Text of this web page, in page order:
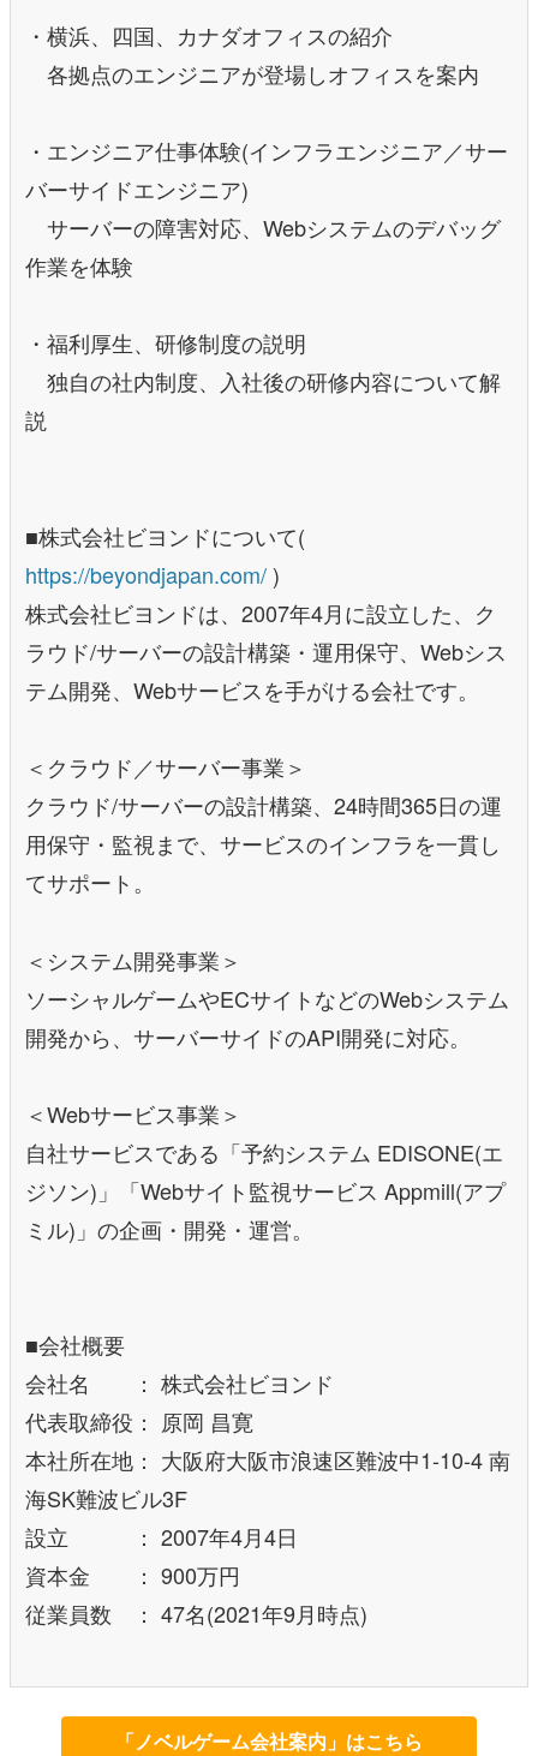
・横浜、四国、カナダオフィスの紹介
各拠点のエンジニアが登場しオフィスを案内
・エンジニア仕事体験(インフラエンジニア／サー
バーサイドエンジニア)
サーバーの障害対応、Webシステムのデバッグ
作業を体験
・福利厚生、研修制度の説明
独自の社内制度、入社後の研修内容について解
説
■株式会社ビヨンドについて(
https://beyondjapan.com/ )
株式会社ビヨンドは、2007年4月に設立した、ク
ラウド/サーバーの設計構築・運用保守、Webシス
テム開発、Webサービスを手がける会社です。
＜クラウド／サーバー事業＞
クラウド/サーバーの設計構築、24時間365日の運
用保守・監視まで、サービスのインフラを一貫し
てサポート。
＜システム開発事業＞
ソーシャルゲームやECサイトなどのWebシステム
開発から、サーバーサイドのAPI開発に対応。
＜Webサービス事業＞
自社サービスである「予約システム EDISONE(エ
ジソン)」「Webサイト監視サービス Appmill(アプ
ミル)」の企画・開発・運営。
■会社概要
会社名 ： 株式会社ビヨンド
代表取締役： 原岡 昌寛
本社所在地： 大阪府大阪市浪速区難波中1-10-4 南
海SK難波ビル3F
設立 ： 2007年4月4日
資本金 ： 900万円
従業員数 ： 47名(2021年9月時点)
「ノベルゲーム会社案内」はこちら